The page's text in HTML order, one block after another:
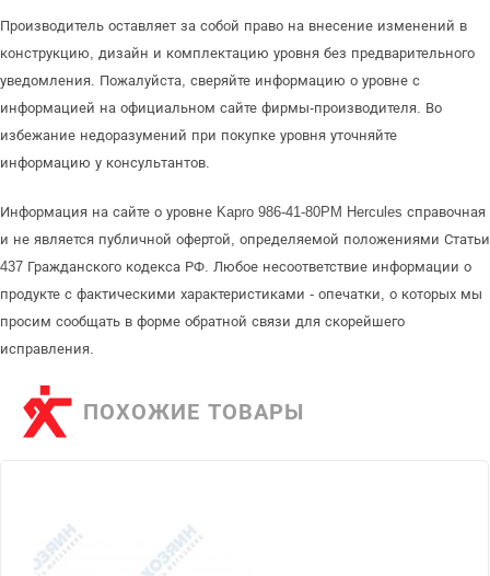
Производитель оставляет за собой право на внесение изменений в
конструкцию, дизайн и комплектацию уровня без предварительного
уведомления. Пожалуйста, сверяйте информацию о уровне с
информацией на официальном сайте фирмы-производителя. Во
избежание недоразумений при покупке уровня уточняйте
информацию у консультантов.
Информация на сайте о уровне Kapro 986-41-80PM Hercules справочная
и не является публичной офертой, определяемой положениями Статьи
437 Гражданского кодекса РФ. Любое несоответствие информации о
продукте с фактическими характеристиками - опечатки, о которых мы
просим сообщать в форме обратной связи для скорейшего
исправления.
ПОХОЖИЕ ТОВАРЫ